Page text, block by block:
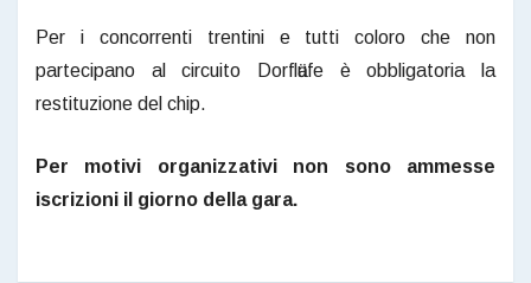
Per i concorrenti trentini e tutti coloro che non
partecipano al circuito Dorflӓufe è obbligatoria la
restituzione del chip.
Per motivi organizzativi non sono ammesse
iscrizioni il giorno della gara.